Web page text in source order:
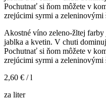
Pochutnať si ňom môžete v
zrejúcimi syrmi a zeleninovými
Akostné víno zeleno-žltej
jablka a kvetin. V chuti
Pochutnať si ňom môžete v
zrejúcimi syrmi a zeleninovými
2,60 € / l
za liter